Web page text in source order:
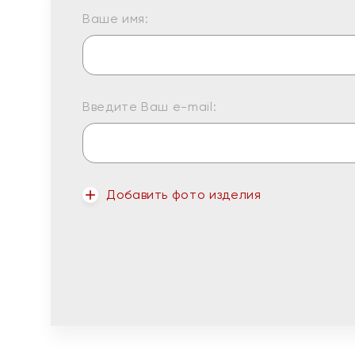
Ваше имя:
Введите Ваш e-mail:
Добавить фото изделия